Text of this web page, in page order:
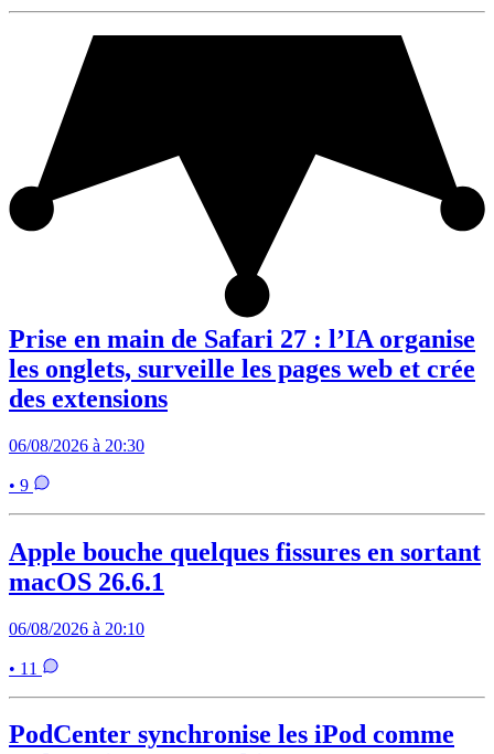
Prise en main de Safari 27 : l’IA organise
les onglets, surveille les pages web et crée
des extensions
06/08/2026 à 20:30
• 9
Apple bouche quelques fissures en sortant
macOS 26.6.1
06/08/2026 à 20:10
• 11
PodCenter synchronise les iPod comme